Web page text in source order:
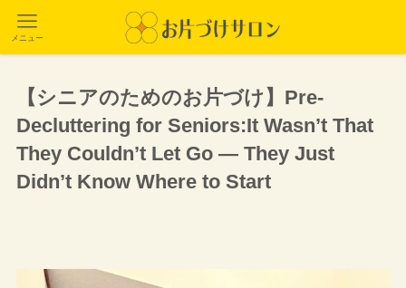
メニュー
【シニアのためのお片づけ】Pre-
Decluttering for Seniors:It Wasn’t That
They Couldn’t Let Go — They Just
Didn’t Know Where to Start